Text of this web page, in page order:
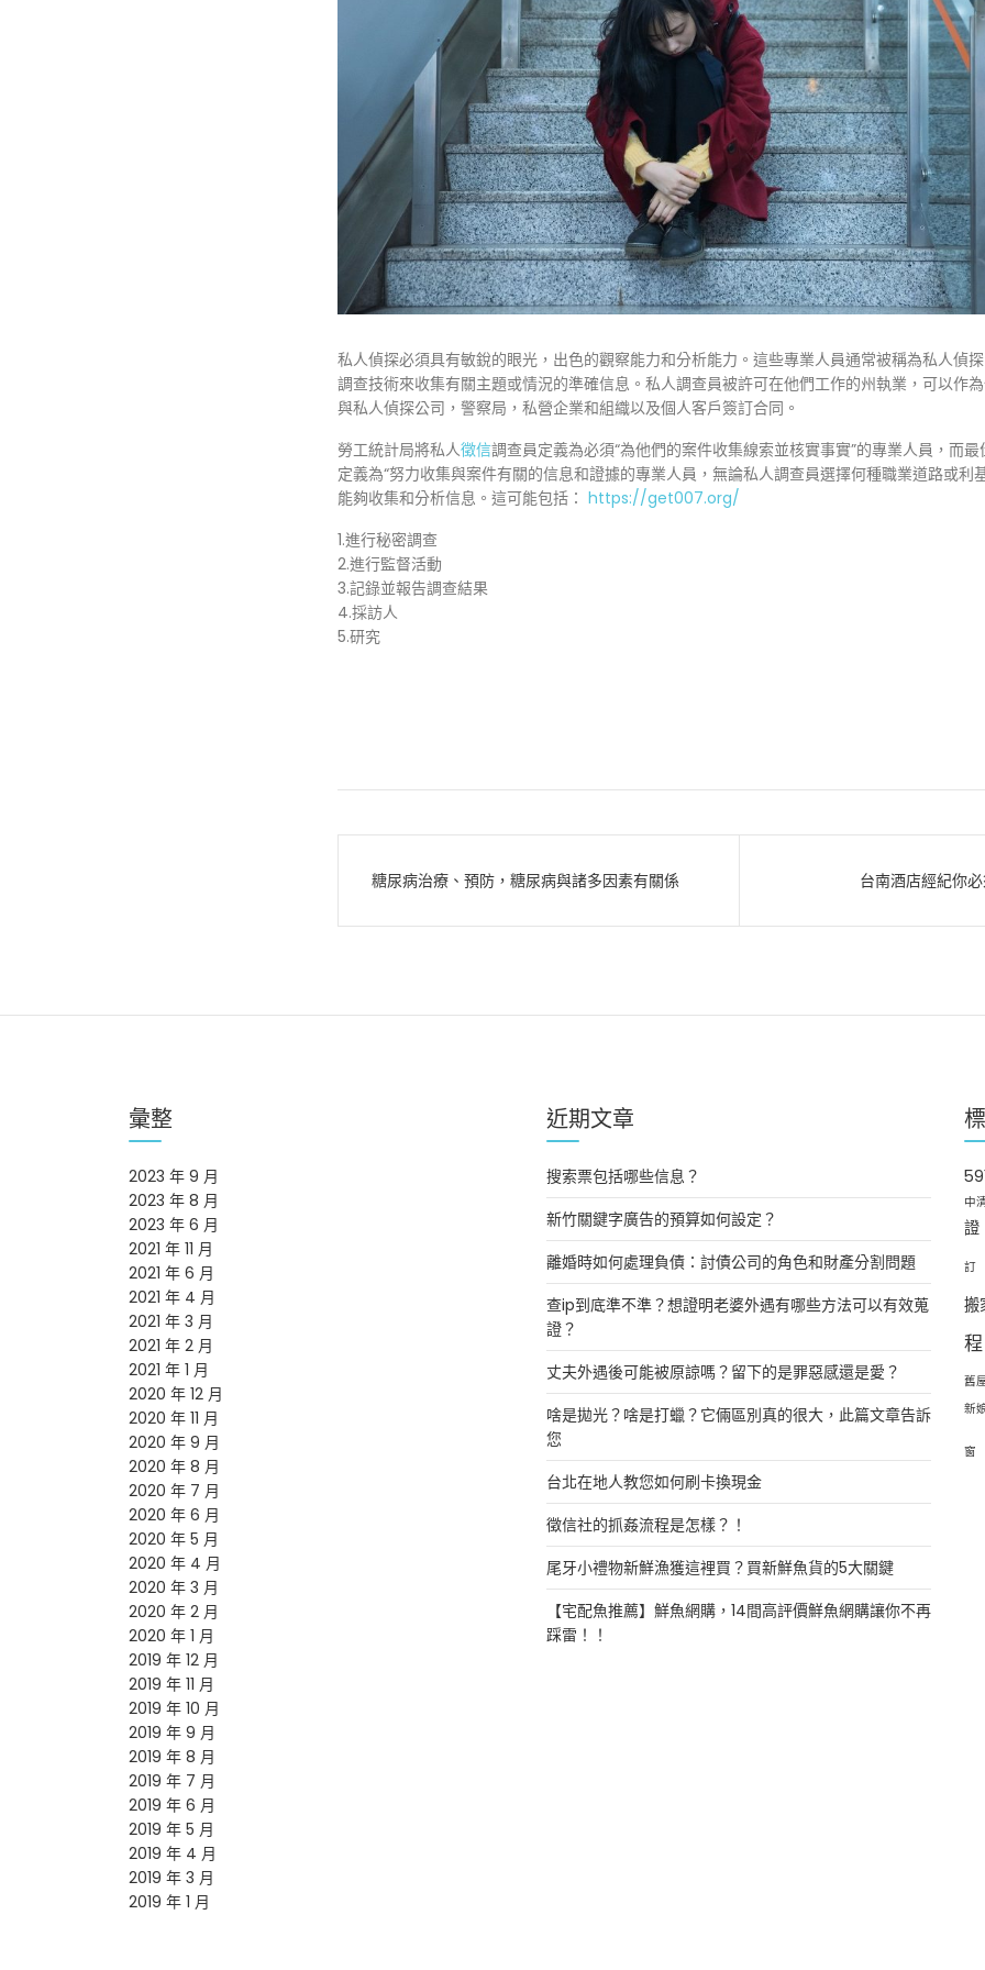
私人偵探必須具有敏銳的眼光，出色的觀察能力和分析能力。這些專業人員通常被稱為私人偵
調查技術來收集有關主題或情況的準確信息。私人調查員被許可在他們工作的州執業，可以作
與私人偵探公司，警察局，私營企業和組織以及個人客戶簽訂合同。
勞工統計局將私人徵信調查員定義為必須“為他們的案件收集線索並核實事實”的專業人員，而
定義為“努力收集與案件有關的信息和證據的專業人員，無論私人調查員選擇何種職業道路或利
能夠收集和分析信息。這可能包括： https://get007.org/
1.進行秘密調查
2.進行監督活動
3.記錄並報告調查結果
4.採訪人
5.研究
糖尿病治療、預防，糖尿病與諸多因素有關係 台南酒店經紀你
彙整
2023 年 9 月
2023 年 8 月
2023 年 6 月
2021 年 11 月
2021 年 6 月
2021 年 4 月
2021 年 3 月
2021 年 2 月
2021 年 1 月
2020 年 12 月
2020 年 11 月
2020 年 9 月
2020 年 8 月
2020 年 7 月
2020 年 6 月
2020 年 5 月
2020 年 4 月
2020 年 3 月
2020 年 2 月
2020 年 1 月
2019 年 12 月
2019 年 11 月
2019 年 10 月
2019 年 9 月
2019 年 8 月
2019 年 7 月
2019 年 6 月
2019 年 5 月
2019 年 4 月
2019 年 3 月
2019 年 1 月
近期文章
搜索票包括哪些信息？
新竹關鍵字廣告的預算如何設定？
離婚時如何處理負債：討債公司的角色和財產分割問題
查ip到底準不準？想證明老婆外遇有哪些方法可以有效蒐
證？
丈夫外遇後可能被原諒嗎？留下的是罪惡感還是愛？
啥是拋光？啥是打蠟？它倆區別真的很大，此篇文章告訴
您
台北在地人教您如何刷卡換現金
徵信社的抓姦流程是怎樣？！
尾牙小禮物新鮮漁獲這裡買？買新鮮魚貨的5大關鍵
【宅配魚推薦】鮮魚網購，14間高評價鮮魚網購讓你不再
踩雷！！
中
證
訂
搬
程
舊
新
窗